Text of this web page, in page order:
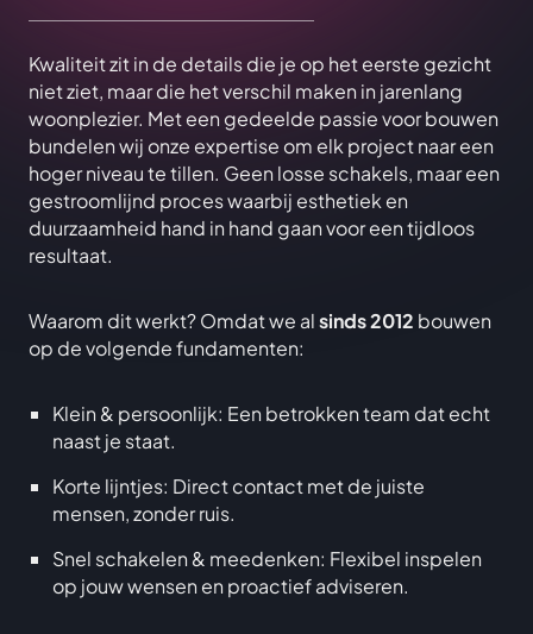
Kwaliteit zit in de details die je op het eerste gezicht
niet ziet, maar die het verschil maken in jarenlang
woonplezier. Met een gedeelde passie voor bouwen
bundelen wij onze expertise om elk project naar een
hoger niveau te tillen. Geen losse schakels, maar een
gestroomlijnd proces waarbij esthetiek en
duurzaamheid hand in hand gaan voor een tijdloos
resultaat.
Waarom dit werkt? Omdat we alsinds 2012 bouwen
op de volgende fundamenten:
Klein & persoonlijk: Een betrokken team dat echt
naast je staat.
Korte lijntjes: Direct contact met de juiste
mensen, zonder ruis.
Snel schakelen & meedenken: Flexibel inspelen
op jouw wensen en proactief adviseren.